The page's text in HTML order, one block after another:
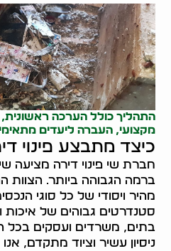
התהליך כולל הערכה ראשונית,
מקצועי, העברה ליעדים מתאימים
כיצד מתבצע פינוי
חברת שי פינוי דירה מציעה
ברמה הגבוהה ביותר. הצוות
מהיר ויסודי של כל סוגי
סטנדרטים גבוהים של איכות
בתים, משרדים ועסקים בכל
ניסיון עשיר וציוד מתקדם,